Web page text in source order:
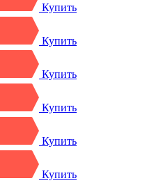
Купить
Купить
Купить
Купить
Купить
Купить